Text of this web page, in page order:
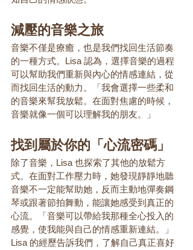
減壓的音樂之旅
音樂不僅是療癒，也是我們找回生活節奏
的一種方式。Lisa 認為，選擇音樂的過程
可以幫助我們重新與內心的情感連結，從
而找回生活的動力。「我會選擇一些柔和
的音樂來幫我放鬆。在面對焦慮的時候，
音樂就像一個可以理解我的朋友。」
找到屬於你的「心流密碼」
除了音樂，Lisa 也探索了其他的放鬆方
式。在面對工作壓力時，她發現靜靜地聽
音樂不一定能幫助她，反而主動地彈奏鋼
琴或跟著節拍舞動，能讓她感受到真正的
心流。「音樂可以帶給我那種全心投入的
感覺，使我能與自己的情感重新連結。」
Lisa 的經歷告訴我們，了解自己真正喜好